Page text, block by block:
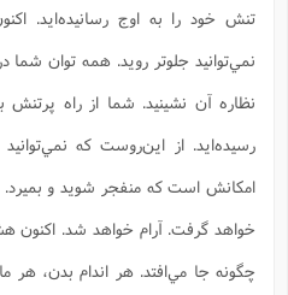
تنش خود را به اوج رسانيده‌ايد.
نمي‌توانيد جلوتر رويد. همه توان
نظاره آن نشينيد. شما از راه
رسيده‌ايد. از اين‌روست که
امکانش است که منفجر شويد و بميرد.
خواهد گرفت. آرام خواهد شد. اکنون
چگونه جا مي‌افتد. هر اندام بدن،